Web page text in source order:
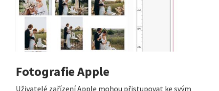
Fotografie Apple